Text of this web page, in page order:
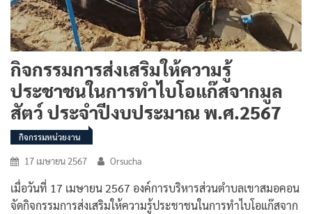
กิจกรรมการส่งเสริมให้ความรู้
ประชาชนในการทำไบโอแก๊สจากมูล
สัตว์ ประจำปีงบประมาณ พ.ศ.2567
กิจกรรมหน่วยงาน
17 เมษายน 2567 Orsucha
เมื่อวันที่ 17 เมษายน 2567 องค์การบริหารส่วนตำบลเขาสมอคอน
จัดกิจกรรมการส่งเสริมให้ความรู้ประชาชนในการทำไบโอแก๊สจาก